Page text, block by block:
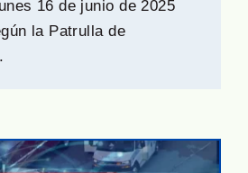
16 de junio de 2025
la Patrulla de